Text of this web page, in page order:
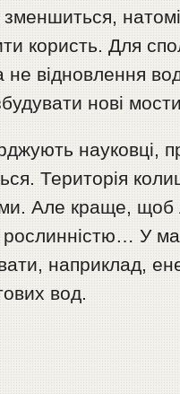
користь. Для
не відновлення
нові
науковці,
Територія
Але краще, щоб
рослинністю… У
наприклад,
вод.